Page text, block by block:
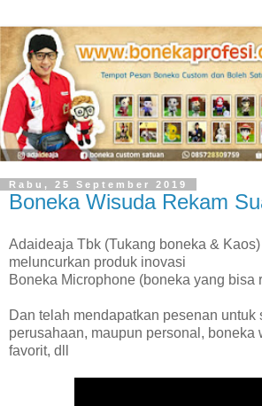
Rabu, 25 September 2019
Boneka Wisuda Rekam
Adaideaja Tbk (Tukang boneka &
meluncurkan produk inovasi
Boneka Microphone (boneka yang bisa
Dan telah mendapatkan pesenan untuk
perusahaan, maupun personal, boneka
favorit, dll